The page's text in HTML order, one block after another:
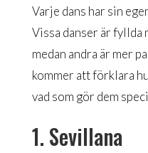
Varje dans har sin
Vissa danser är fyllda
medan andra är mer
kommer att förklara
vad som gör dem
1. Sevillana